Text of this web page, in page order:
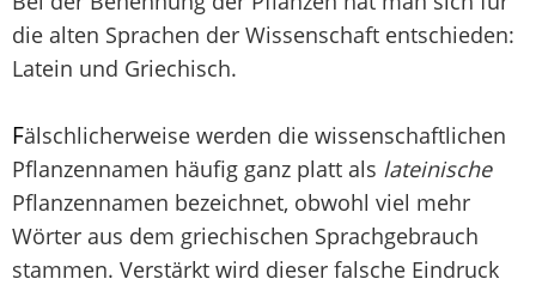
die alten Sprachen der Wissenschaft entschieden:
Latein und Griechisch.
Fälschlicherweise werden die wissenschaftlichen
Pflanzennamen häufig ganz platt als lateinische
Pflanzennamen bezeichnet, obwohl viel mehr
Wörter aus dem griechischen Sprachgebrauch
stammen. Verstärkt wird dieser falsche Eindruck